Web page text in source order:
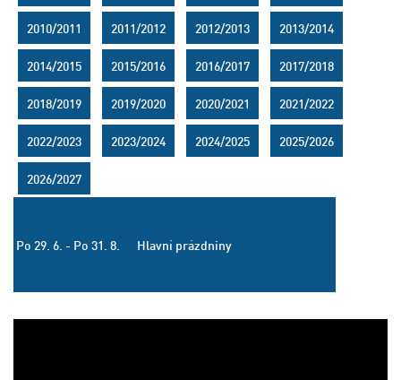
2010/2011 2011/2012 2012/2013 2013/2014
2014/2015 2015/2016 2016/2017 2017/2018
2018/2019 2019/2020 2020/2021 2021/2022
2022/2023 2023/2024 2024/2025 2025/2026
2026/2027
Po 29. 6. - Po 31. 8. Hlavní prázdniny